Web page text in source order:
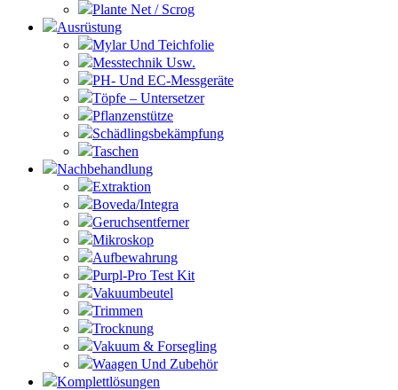
Plante Net / Scrog
Ausrüstung
Mylar Und Teichfolie
Messtechnik Usw.
PH- Und EC-Messgeräte
Töpfe – Untersetzer
Pflanzenstütze
Schädlingsbekämpfung
Taschen
Nachbehandlung
Extraktion
Boveda/Integra
Geruchsentferner
Mikroskop
Aufbewahrung
Purpl-Pro Test Kit
Vakuumbeutel
Trimmen
Trocknung
Vakuum & Forsegling
Waagen Und Zubehör
Komplettlösungen